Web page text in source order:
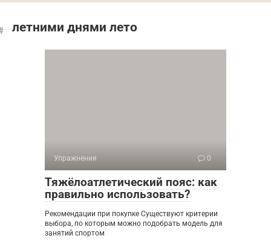
летними днями лето
Упражнения 0
Тяжёлоатлетический пояс: как
правильно использовать?
Рекомендации при покупке Существуют критерии
выбора, по которым можно подобрать модель для
занятий спортом